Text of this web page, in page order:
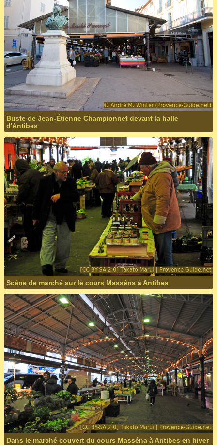
Buste de Jean-Étienne Championnet devant la halle
d'Antibes
Scène de marché sur le cours Masséna à Antibes
Dans le marché couvert du cours Masséna à Antibes en hiver